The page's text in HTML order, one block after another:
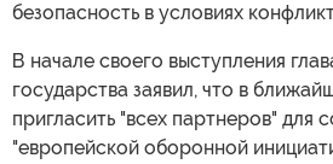
безопасность в условиях
В начале своего выступления
государства заявил, что в
пригласить "всех партнеров" для
"европейской оборонной